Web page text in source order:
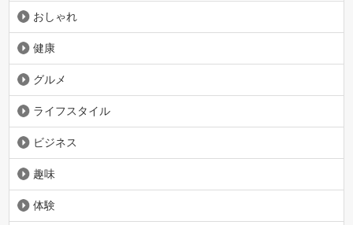
おしゃれ
健康
グルメ
ライフスタイル
ビジネス
趣味
体験